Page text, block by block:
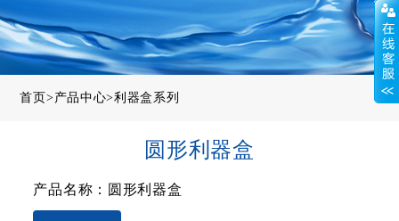
首页>产品中心>利器盒系列
圆形利器盒
产品名称：圆形利器盒